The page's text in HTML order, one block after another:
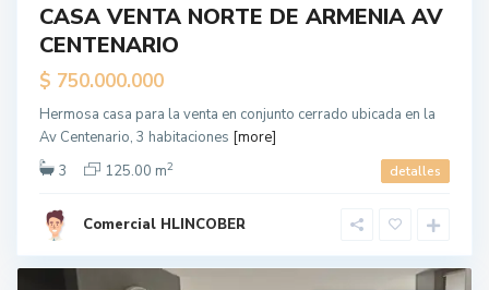
CASA VENTA NORTE DE ARMENIA AV
CENTENARIO
$ 750.000.000
Hermosa casa para la venta en conjunto cerrado ubicada en la
Av Centenario, 3 habitaciones [more]
3
125.00 m2 detalles
Comercial HLINCOBER